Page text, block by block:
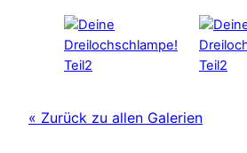
« Zurück zu allen Galerien